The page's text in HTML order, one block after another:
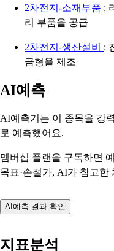
2차전지-소재부품 :
리 부품을 공급
2차전지-생산설비 :
금형을 제조
AI예측
AI예측기는 이 종목을 강
로 예측했어요.
멤버십 플랜을 구독하면
목표·손절가, AI가 참고한
AI예측 결과 확인
지표분석